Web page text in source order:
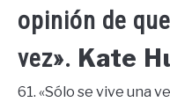
opinión de
vez». Kate
61. «Sólo se vive una